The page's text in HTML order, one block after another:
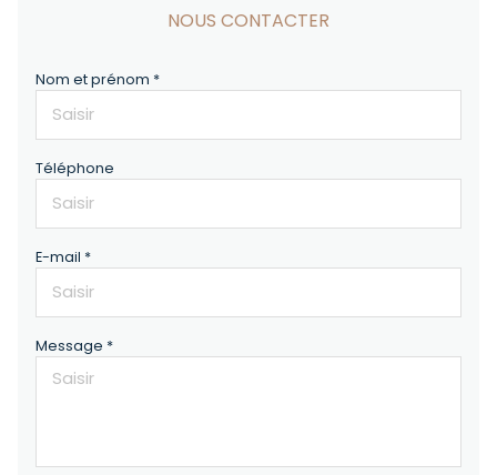
NOUS CONTACTER
Nom et prénom *
Téléphone
E-mail *
Message *